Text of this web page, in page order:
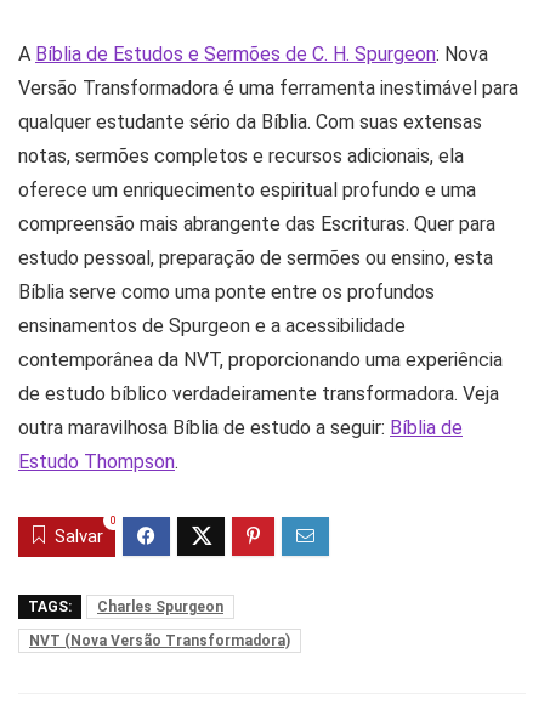
A Bíblia de Estudos e Sermões de C. H. Spurgeon: Nova
Versão Transformadora é uma ferramenta inestimável para
qualquer estudante sério da Bíblia. Com suas extensas
notas, sermões completos e recursos adicionais, ela
oferece um enriquecimento espiritual profundo e uma
compreensão mais abrangente das Escrituras. Quer para
estudo pessoal, preparação de sermões ou ensino, esta
Bíblia serve como uma ponte entre os profundos
ensinamentos de Spurgeon e a acessibilidade
contemporânea da NVT, proporcionando uma experiência
de estudo bíblico verdadeiramente transformadora. Veja
outra maravilhosa Bíblia de estudo a seguir: Bíblia de
Estudo Thompson.
Salvar
0
TAGS:
Charles Spurgeon
NVT (Nova Versão Transformadora)